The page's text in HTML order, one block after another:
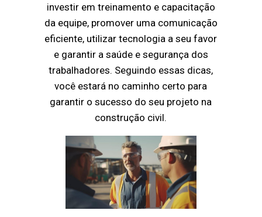
investir em treinamento e capacitação
da equipe, promover uma comunicação
eficiente, utilizar tecnologia a seu favor
e garantir a saúde e segurança dos
trabalhadores. Seguindo essas dicas,
você estará no caminho certo para
garantir o sucesso do seu projeto na
construção civil.